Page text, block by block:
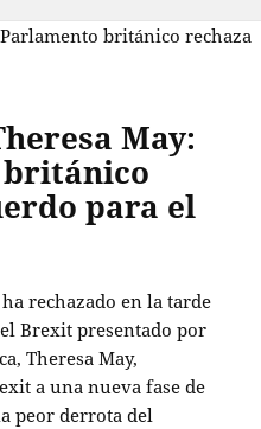
May:
para el
rechazado en la tarde
Brexit presentado por
Theresa May,
a una nueva fase de
peor derrota del